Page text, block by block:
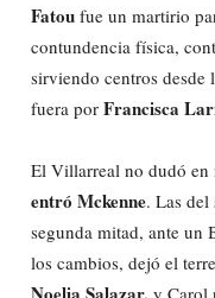
Fatou fue un martirio
contundencia física,
sirviendo centros desde
fuera por Francisca
El Villarreal no dudó en
entró Mckenne. Las
segunda mitad, ante un
los cambios, dejó el
Noelia Salazar, y Carol